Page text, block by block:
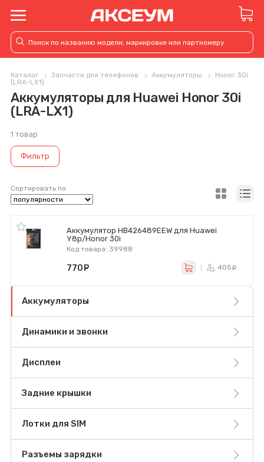
Каталог Запчасти для телефонов Аккумуляторы
Honor 30i
(LRA-LX1)
Аккумуляторы для Huawei Honor 30i
(LRA-LX1)
1 товар
Фильтр
Сортировать по
Аккумулятор HB426489EEW для Huawei
Y8p/Honor 30i
Код товара: 39988
770 405
Аккумуляторы
Динамики и звонки
Дисплеи
Задние крышки
Лотки для SIM
Разъемы зарядки